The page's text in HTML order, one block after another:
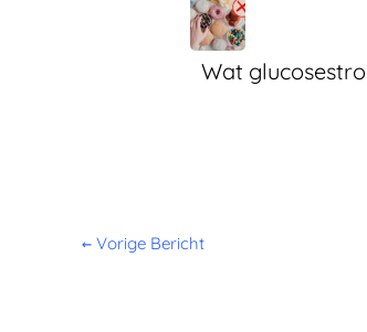
Wat
← Vorige Bericht